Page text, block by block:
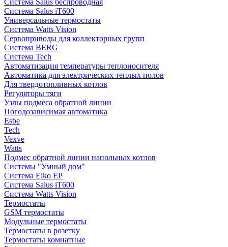
Система Salus iT600
Универсальные термостаты
Система Watts Vision
Сервоприводы для коллекторных групп
Система BERG
Система Tech
Автоматизация температуры теплоносителя
Автоматика для электрических теплых полов
Для твердотопливных котлов
Регуляторы тяги
Узлы подмеса обратной линии
Погодозависимая автоматика
Esbe
Tech
Vexve
Watts
Подмес обратной линии напольных котлов
Системы "Умный дом"
Система Elko EP
Система Salus iT600
Система Watts Vision
Термостаты
GSM термостаты
Модульные термостаты
Термостаты в розетку
Термостаты комнатные